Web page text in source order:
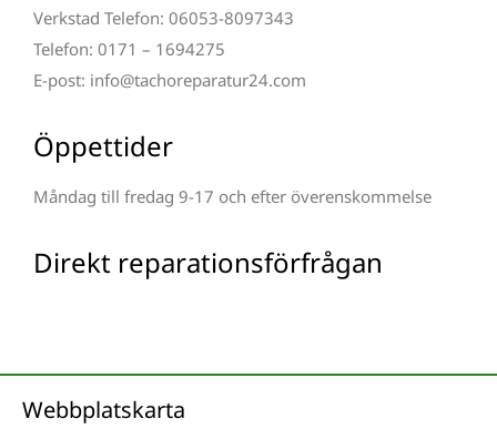
Verkstad Telefon: 06053-8097343
Telefon: 0171 – 1694275
E-post: info@tachoreparatur24.com
Öppettider
Måndag till fredag 9-17 och efter överenskommelse
Direkt reparationsförfrågan
Webbplatskarta